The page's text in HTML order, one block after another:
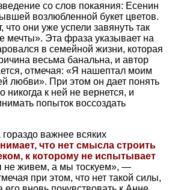
со слов покаяния: Есенин
возлюбленной букет цветов.
что они уже успели завянуть так
мечты». Эта фраза указывает на
в семейной жизни, которая
весьма банальна, и автор
отмечая: «Я нашептал моим
любви». При этом он дает понять
никогда к ней не вернется, и
попыток воссоздать
важнее всяких
что нет смысла строить
к которому не испытывает
не живем, а мы тоскуем», —
при этом, что нет такой силы,